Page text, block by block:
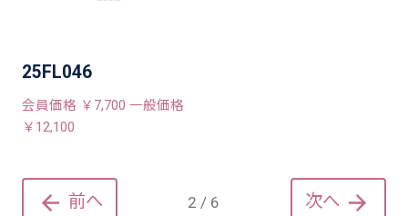
25FL046
会員価格 ￥7,700 一般価格
￥12,100
2 / 6
前へ 次へ